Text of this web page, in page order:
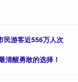
民游客近556万人次
醒勇敢的选择！